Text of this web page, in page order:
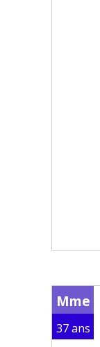
Mme
37 ans